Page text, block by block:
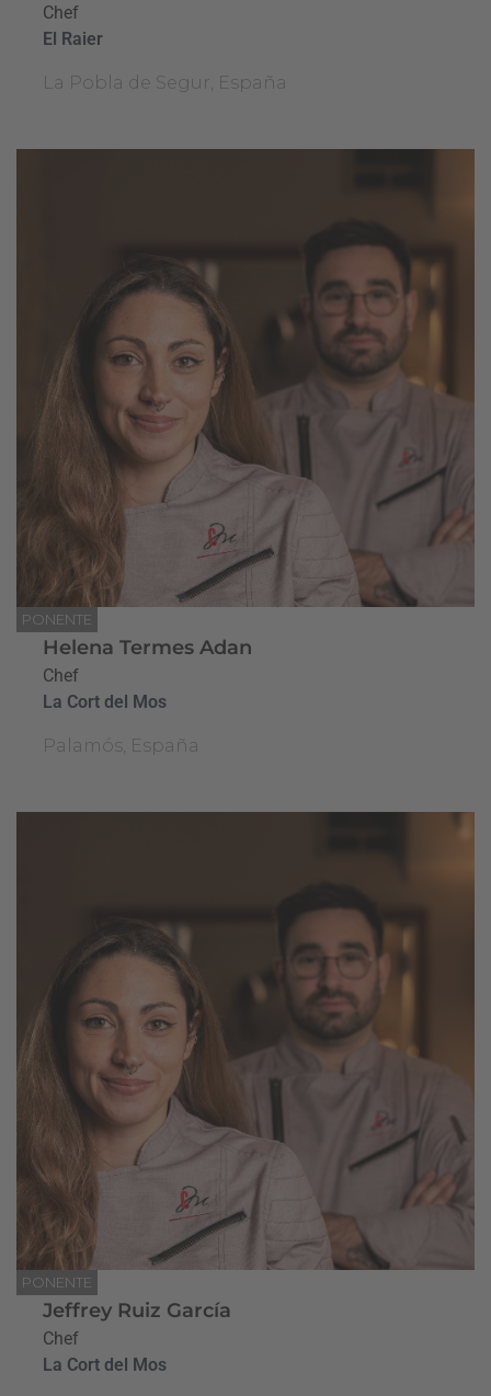
Chef
El Raier
La Pobla de Segur, España
PONENTE
Helena Termes Adan
Chef
La Cort del Mos
Palamós, España
PONENTE
Jeffrey Ruiz García
Chef
La Cort del Mos